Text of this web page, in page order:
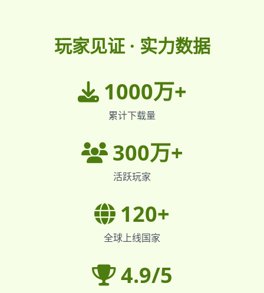
玩家见证 · 实力数据
1000万+
累计下载量
300万+
活跃玩家
120+
全球上线国家
4.9/5